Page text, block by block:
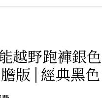
越野跑褲銀
版 | 經典黑色